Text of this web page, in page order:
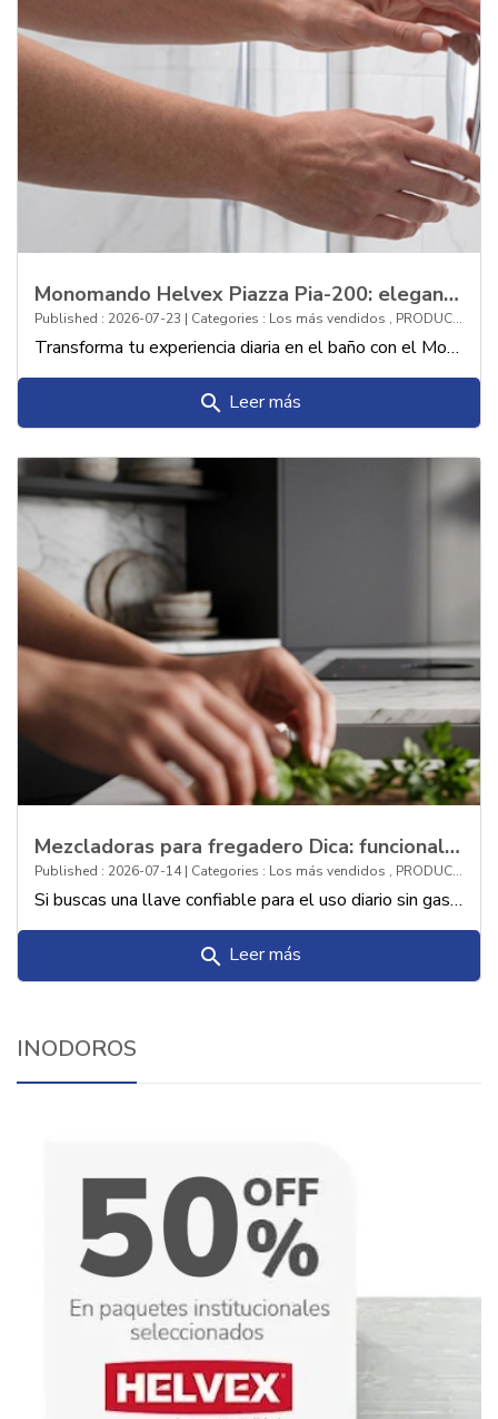
Monomando Helvex Piazza Pia-200: elegancia y modernidad en tu regadera
Published : 2026-07-23 | Categories : Los más vendidos , PRODUCTOS
Transforma tu experiencia diaria en el baño con el Monomando Helvex Piazza Pia-200: la combinación perfecta entre diseño contemporáneo, funcionalidad y sofisticación
search Leer más
Mezcladoras para fregadero Dica: funcionalidad y rendimiento con una excelente r
Published : 2026-07-14 | Categories : Los más vendidos , PRODUCTOS
Si buscas una llave confiable para el uso diario sin gastar de más, las mezcladoras Dica son tu mejor alternativa. Te contamos por qué destacan en calidad y precio.
search Leer más
INODOROS